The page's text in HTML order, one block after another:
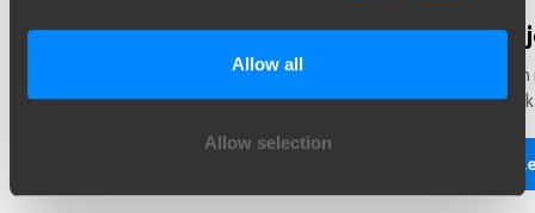
Allow all
Allow selection
Hulp nodig bij het kiezen?
Heeft u hulp nodig bij het kiezen van de juiste voertuig?
Neem contact met ons. Wij helpen u graag!
Wist
Er